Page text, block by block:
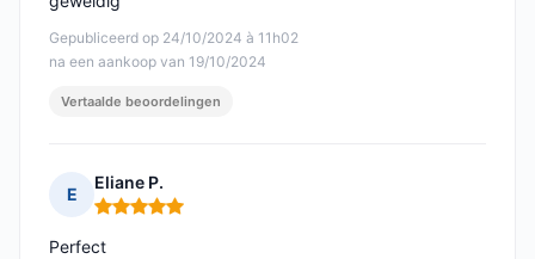
Gepubliceerd op 24/10/2024 à 11h02
na een aankoop van 19/10/2024
Vertaalde beoordelingen
E
Eliane P.
Opmerking: 5 van 5
Perfect